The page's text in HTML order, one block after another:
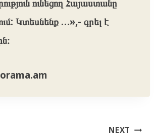
ունեցող Հայաստանը
Կտեսնենք …»,- գրել է
NEXT